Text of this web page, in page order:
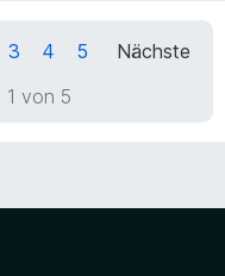
3 4 5
Nächste
von 5